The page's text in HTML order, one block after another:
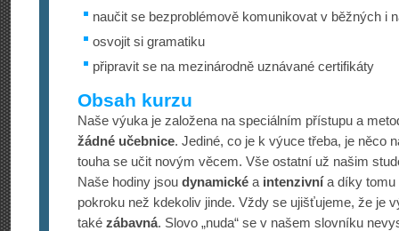
naučit se bezproblémově komunikovat v běžných i
osvojit si gramatiku
připravit se na mezinárodně uznávané certifikáty
Obsah kurzu
Naše výuka je založena na speciálním přístupu a
žádné učebnice. Jediné, co je k výuce třeba, je něco
touha se učit novým věcem. Vše ostatní už našim
Naše hodiny jsou dynamické a intenzivnía díky tomu
pokroku než kdekoliv jinde. Vždy se ujišťujeme, že je
také zábavná. Slovo „nuda“ se v našem slovníku